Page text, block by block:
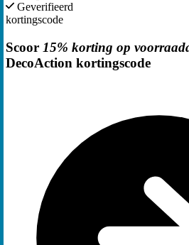
Geverifieerd
kortingscode
Scoor 15% korting op
DecoAction kortingscode